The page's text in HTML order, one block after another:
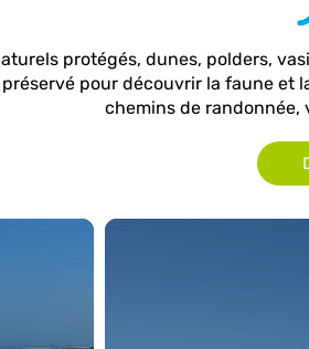
protégés, dunes, polders,
pour découvrir la faune et
chemins de randonnée,